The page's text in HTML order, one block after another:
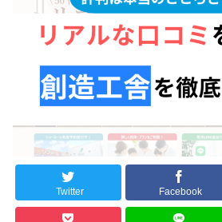
Twitter Facebook